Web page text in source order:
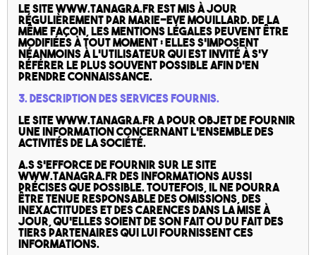
Le site www.tanagra.fr est mis à jour
régulièrement par Marie-Eve Mouillard. De la
même façon, les mentions légales peuvent être
modifiées à tout moment : elles s’imposent
néanmoins à l’utilisateur qui est invité à s’y
référer le plus souvent possible afin d’en
prendre connaissance.
3. Description des services fournis.
Le site www.tanagra.fr a pour objet de fournir
une information concernant l’ensemble des
activités de la société.
A.S s’efforce de fournir sur le site
www.tanagra.fr des informations aussi
précises que possible. Toutefois, il ne pourra
être tenue responsable des omissions, des
inexactitudes et des carences dans la mise à
jour, qu’elles soient de son fait ou du fait des
tiers partenaires qui lui fournissent ces
informations.